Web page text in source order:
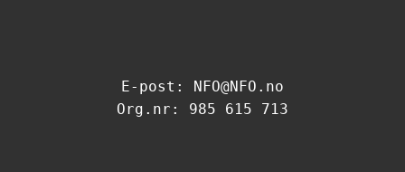
E-post: NFO@NFO.no
Org.nr: 985 615 713